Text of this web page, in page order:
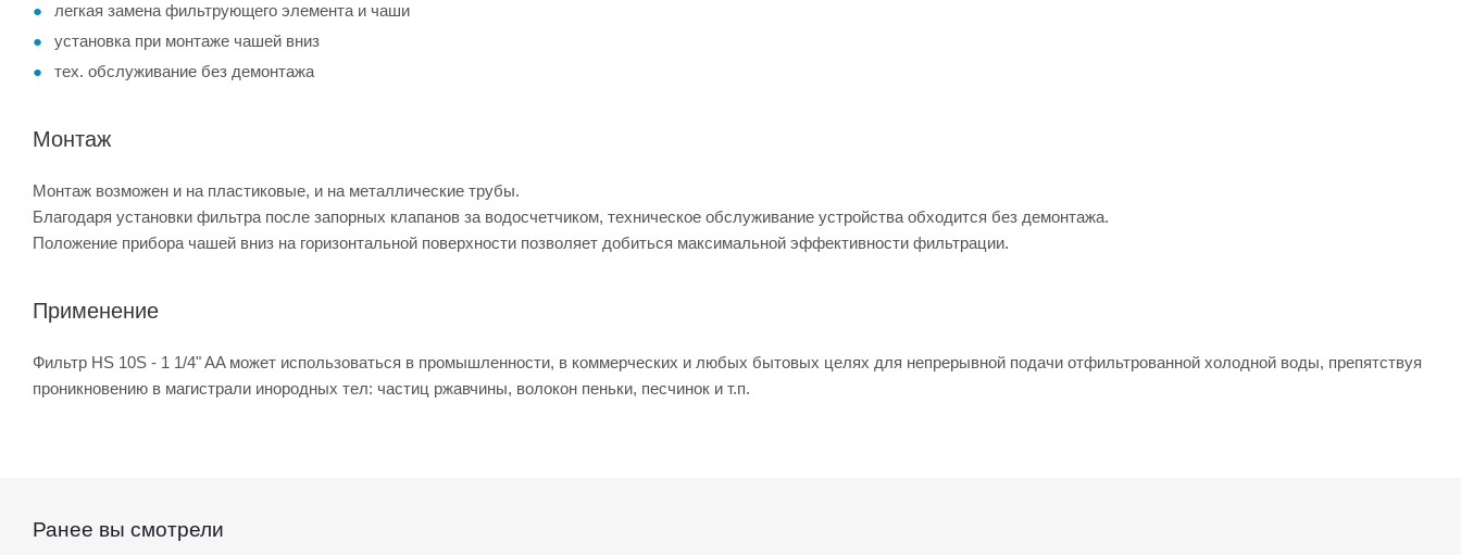
легкая замена фильтрующего элемента и чаши
установка при монтаже чашей вниз
тех. обслуживание без демонтажа
Монтаж
Монтаж возможен и на пластиковые, и на металлические трубы.
Благодаря установки фильтра после запорных клапанов за водосчетчиком, техническое обслуживание устройства обходится без демонтажа.
Положение прибора чашей вниз на горизонтальной поверхности позволяет добиться максимальной эффективности фильтрации.
Применение
Фильтр HS 10S - 1 1/4" AA может использоваться в промышленности, в коммерческих и любых бытовых целях для непрерывной подачи отфильтрованной холодной воды, препятствуя
проникновению в магистрали инородных тел: частиц ржавчины, волокон пеньки, песчинок и т.п.
Ранее вы смотрели